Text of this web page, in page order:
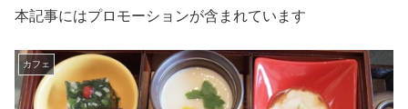
本記事にはプロモーションが含まれています
カフェ